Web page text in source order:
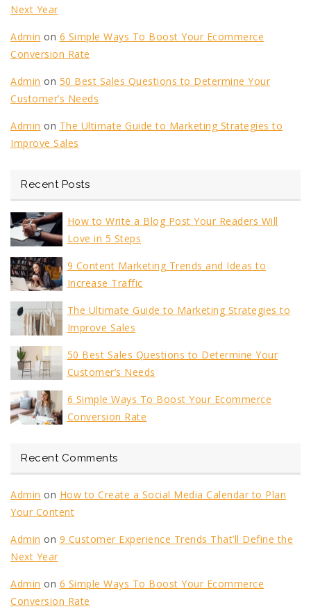
Next Year
Admin on 6 Simple Ways To Boost Your Ecommerce
Conversion Rate
Admin on 50 Best Sales Questions to Determine Your
Customer’s Needs
Admin on The Ultimate Guide to Marketing Strategies to
Improve Sales
Recent Posts
How to Write a Blog Post Your Readers Will
Love in 5 Steps
9 Content Marketing Trends and Ideas to
Increase Traffic
The Ultimate Guide to Marketing Strategies to
Improve Sales
50 Best Sales Questions to Determine Your
Customer’s Needs
6 Simple Ways To Boost Your Ecommerce
Conversion Rate
Recent Comments
Admin on How to Create a Social Media Calendar to Plan
Your Content
Admin on 9 Customer Experience Trends That’ll Define the
Next Year
Admin on 6 Simple Ways To Boost Your Ecommerce
Conversion Rate